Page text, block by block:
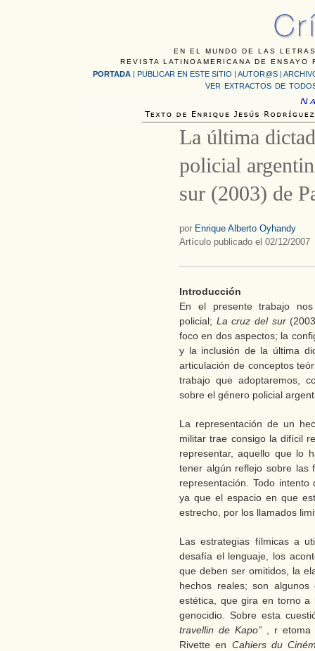
EN EL MUNDO DE LAS
REVISTA LATINOAMERICANA DE
PORTADA | PUBLICAR EN ESTE SITIO | AUTOR@S |
VER EXTRACTOS DE
La última
policial
sur (2003) de
por Enrique Alberto Oyhandy
Artículo publicado el 02/12/2007
Introducción
En el presente trabajo
policial; La cruz del sur
foco en dos aspectos; la
y la inclusión de la última
articulación de conceptos
trabajo que adoptaremos,
sobre el género policial
La representación de un
militar trae consigo la difícil
representar, aquello que lo
tener algún reflejo sobre las
representación. Todo
ya que el espacio en que
estrecho, por los llamados
Las estrategias fílmicas a
desafía el lenguaje, los
que deben ser omitidos, la
hechos reales; son
estética, que gira en torno a
genocidio. Sobre esta
travellin de Kapo”
, r
Rivette en Cahiers du